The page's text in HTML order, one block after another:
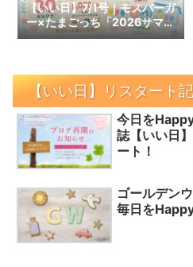
【いい日】7/1号｜モスバーガ
ー×たまごっち「2026サマー
ラッキーバッグ」予約スター
【いい日】リスタート
今日を
誌【いい日
ート！
ゴールデン
毎日を